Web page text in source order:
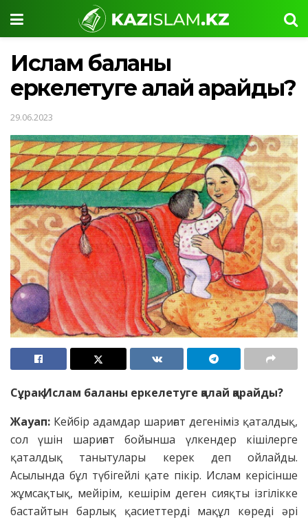
Ислам баланы
еркелетуге қалай қарайды?
29.06.2023
Сұрақ: Ислам баланы еркелетуге қалай қарайды?
Жауап: Кейбір адамдар шариғат дегеніміз қаталдық,
сол үшін шариғат бойынша үлкендер кішілерге
қаталдық танытулары керек деп ойлайды.
Асылында бұл түбігейлі қате пікір. Ислам керісінше
жұмсақтық, мейірім, кешірім деген сияқты ізгілікке
бастайтын барлық қасиеттерді мақұл көреді әрі